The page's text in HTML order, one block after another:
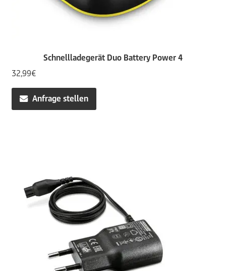
Schnellladegerät Duo Battery Power 4
32,99€
Anfrage stellen